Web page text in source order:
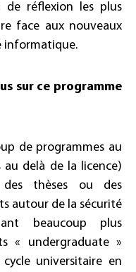
de réflexion les plus
face aux nouveaux
informatique.
sur ce programme
de programmes au
delà de la licence)
thèses ou des
autour de la sécurité
beaucoup plus
« undergraduate »
universitaire en